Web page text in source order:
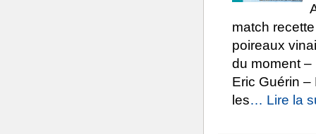
match
poireaux
du moment
Eric Guérin
les… Lire la